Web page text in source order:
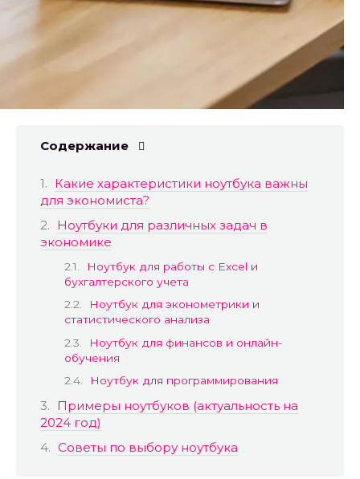
Содержание
Какие характеристики ноутбука важны
для экономиста?
Ноутбуки для различных задач в
экономике
Ноутбук для работы с Excel и
бухгалтерского учета
Ноутбук для эконометрики и
статистического анализа
Ноутбук для финансов и онлайн-
обучения
Ноутбук для программирования
Примеры ноутбуков (актуальность на
2024 год)
Советы по выбору ноутбука